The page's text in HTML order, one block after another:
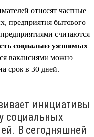
относят частные
предприятия бытового
считаются
социально уязвимых
вакансиями можно
срок в 30 дней.
инициативы
социальных
В сегодняшней